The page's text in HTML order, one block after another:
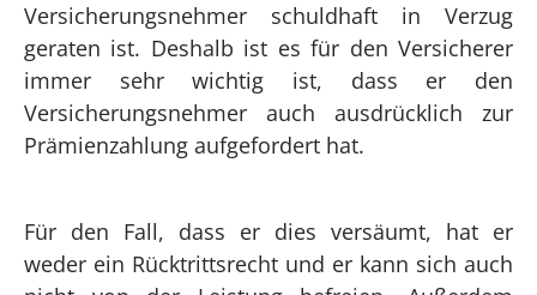
Versicherungsnehmer schuldhaft in Verzug
geraten ist. Deshalb ist es für den Versicherer
immer sehr wichtig ist, dass er den
Versicherungsnehmer auch ausdrücklich zur
Prämienzahlung aufgefordert hat.
Für den Fall, dass er dies versäumt, hat er
weder ein Rücktrittsrecht und er kann sich auch